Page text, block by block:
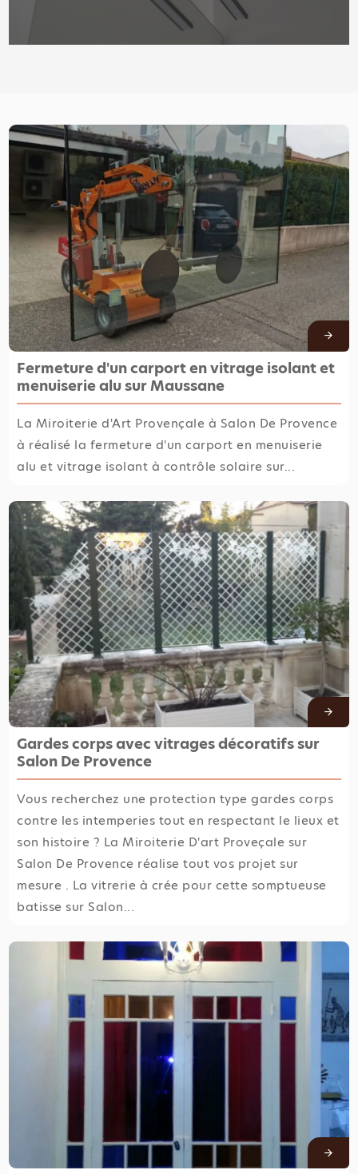
Fermeture d'un carport en vitrage isolant et
menuiserie alu sur Maussane
La Miroiterie d'Art Provençale à Salon De Provence
à réalisé la fermeture d'un carport en menuiserie
alu et vitrage isolant à contrôle solaire sur...
Gardes corps avec vitrages décoratifs sur
Salon De Provence
Vous recherchez une protection type gardes corps
contre les intemperies tout en respectant le lieux et
son histoire ? La Miroiterie D'art Proveçale sur
Salon De Provence réalise tout vos projet sur
mesure . La vitrerie à crée pour cette somptueuse
batisse sur Salon...